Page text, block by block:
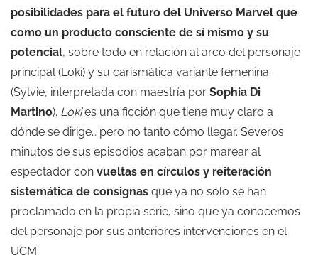
posibilidades para el futuro del Universo Marvel que
como un producto consciente de sí mismo y su
potencial, sobre todo en relación al arco del personaje
principal (Loki) y su carismática variante femenina
(Sylvie, interpretada con maestría por Sophia Di
Martino). Lokies una ficción que tiene muy claro a
dónde se dirige… pero no tanto cómo llegar. Severos
minutos de sus episodios acaban por marear al
espectador con vueltas en círculos y reiteración
sistemática de consignas que ya no sólo se han
proclamado en la propia serie, sino que ya conocemos
del personaje por sus anteriores intervenciones en el
UCM.